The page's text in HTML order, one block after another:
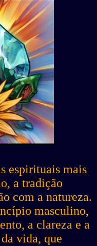
espirituais mais
a tradição
com a natureza.
masculino,
a clareza e a
vida, que